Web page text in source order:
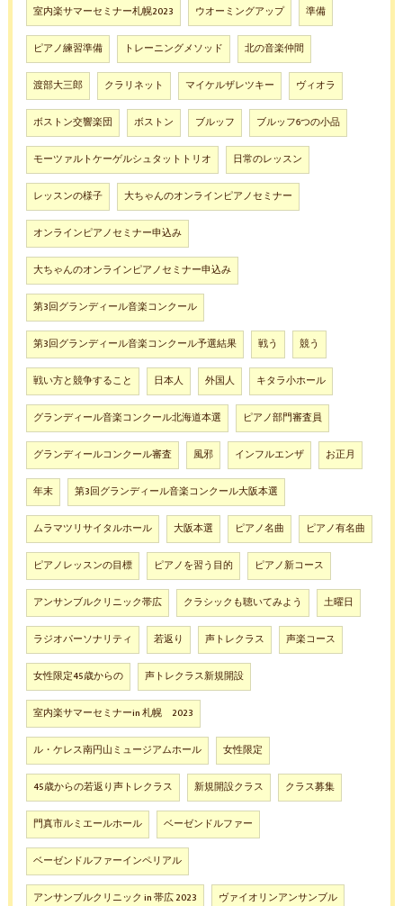
室内楽サマーセミナー札幌2023 ウオーミングアップ 準備
ピアノ練習準備 トレーニングメソッド 北の音楽仲間
渡部大三郎 クラリネット マイケルザレツキー ヴィオラ
ボストン交響楽団 ボストン ブルッフ ブルッフ6つの小品
モーツァルトケーゲルシュタットトリオ 日常のレッスン
レッスンの様子 大ちゃんのオンラインピアノセミナー
オンラインピアノセミナー申込み
大ちゃんのオンラインピアノセミナー申込み
第3回グランディール音楽コンクール
第3回グランディール音楽コンクール予選結果 戦う 競う
戦い方と競争すること 日本人 外国人 キタラ小ホール
グランディール音楽コンクール北海道本選 ピアノ部門審査員
グランディールコンクール審査 風邪 インフルエンザ お正月
年末 第3回グランディール音楽コンクール大阪本選
ムラマツリサイタルホール 大阪本選 ピアノ名曲 ピアノ有名曲
ピアノレッスンの目標 ピアノを習う目的 ピアノ新コース
アンサンブルクリニック帯広 クラシックも聴いてみよう 土曜日
ラジオパーソナリティ 若返り 声トレクラス 声楽コース
女性限定45歳からの 声トレクラス新規開設
室内楽サマーセミナーin 札幌 2023
ル・ケレス南円山ミュージアムホール 女性限定
45歳からの若返り声トレクラス 新規開設クラス クラス募集
門真市ルミエールホール ベーゼンドルファー
ベーゼンドルファーインペリアル
アンサンブルクリニック in 帯広 2023 ヴァイオリンアンサンブル